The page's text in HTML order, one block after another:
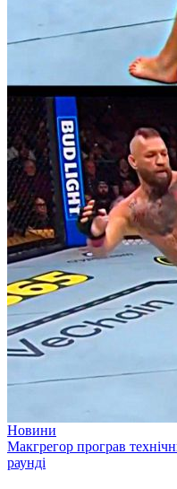
Новини
Макгрегор програв
раунді